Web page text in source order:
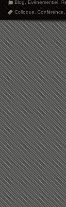
Blog,Evénementiel,
Colloque,Conférence,